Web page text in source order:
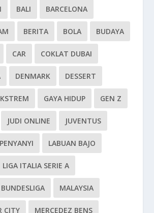
BALI BARCELONA
BERITA BOLA BUDAYA
CAR COKLAT DUBAI
DENMARK DESSERT
GAYA HIDUP GEN Z
JUDI ONLINE JUVENTUS
LABUAN BAJO
LIGA ITALIA SERIE A
MALAYSIA
CITY MERCEDEZ BENS